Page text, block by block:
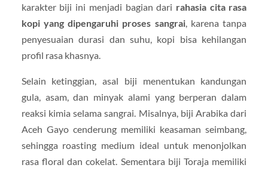
karakter biji ini menjadi bagian dari rahasia cita rasa
kopi yang dipengaruhi proses sangrai, karena tanpa
penyesuaian durasi dan suhu, kopi bisa kehilangan
profil rasa khasnya.
Selain ketinggian, asal biji menentukan kandungan
gula, asam, dan minyak alami yang berperan dalam
reaksi kimia selama sangrai. Misalnya, biji Arabika dari
Aceh Gayo cenderung memiliki keasaman seimbang,
sehingga roasting medium ideal untuk menonjolkan
rasa floral dan cokelat. Sementara biji Toraja memiliki